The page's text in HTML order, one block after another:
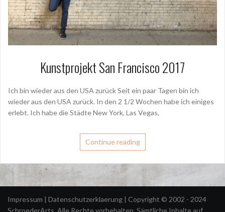
Kunstprojekt San Francisco 2017
Ich bin wieder aus den USA zurück Seit ein paar Tagen bin ich
wieder aus den USA zurück. In den 2 1/2 Wochen habe ich einiges
erlebt. Ich habe die Städte New York, Las Vegas,
Continue reading
Impressum | Datenschutzerklaerung | Copyright © 2002 - 2024
SchroederArts. Alle Rechte vorbehalten. Sämtliche Inhalte auf